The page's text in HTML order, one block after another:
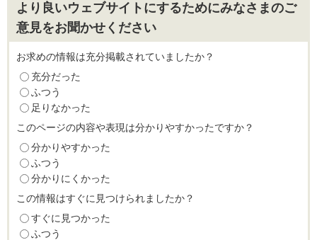
より良いウェブサイトにするためにみなさまのご
意見をお聞かせください
お求めの情報は充分掲載されていましたか？
充分だった
ふつう
足りなかった
このページの内容や表現は分かりやすかったですか？
分かりやすかった
ふつう
分かりにくかった
この情報はすぐに見つけられましたか？
すぐに見つかった
ふつう